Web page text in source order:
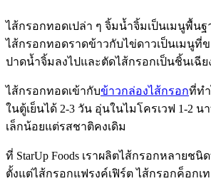
ไส้กรอกทอดเปล่า ๆ จิ้มน้ำจิ้มเป็นเมนูพื้น
ไส้กรอกทอดราดข้าวกับไข่ดาวเป็นเมนูที่
ปาดน้ำจิ้มลงไปและตัดไส้กรอกเป็นชิ้นเฉีย
ไส้กรอกทอดเข้ากับข้าวกล่องไส้กรอกที่ทำ
ในตู้เย็นได้ 2-3 วัน อุ่นในไมโครเวฟ 1-2
เล็กน้อยแต่รสชาติคงเดิม
ที่ StarUp Foods เราผลิตไส้กรอกหลายช
ตั้งแต่ไส้กรอกแฟรงค์เฟิร์ต ไส้กรอกค็อกเ